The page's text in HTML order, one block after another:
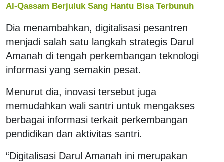
Al-Qassam Berjuluk Sang Hantu Bisa Terbunuh
Dia menambahkan, digitalisasi pesantren
menjadi salah satu langkah strategis Darul
Amanah di tengah perkembangan teknologi
informasi yang semakin pesat.
Menurut dia, inovasi tersebut juga
memudahkan wali santri untuk mengakses
berbagai informasi terkait perkembangan
pendidikan dan aktivitas santri.
“Digitalisasi Darul Amanah ini merupakan